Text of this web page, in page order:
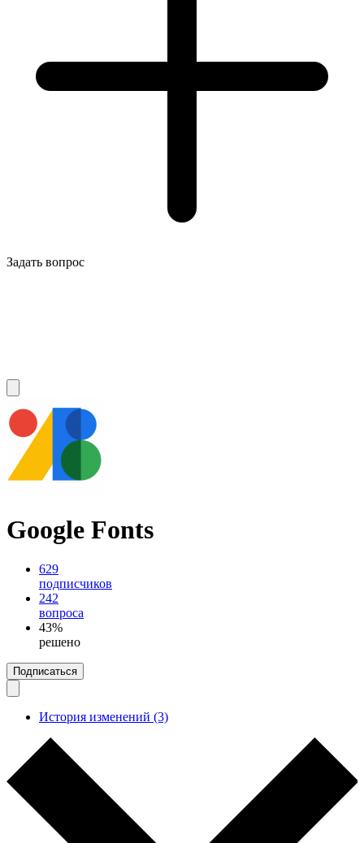
Задать вопрос
Google Fonts
629
подписчиков
242
вопроса
43%
решено
Подписаться
История изменений (3)